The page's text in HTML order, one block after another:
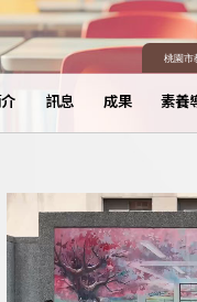
桃園市
訊息 成果 素養